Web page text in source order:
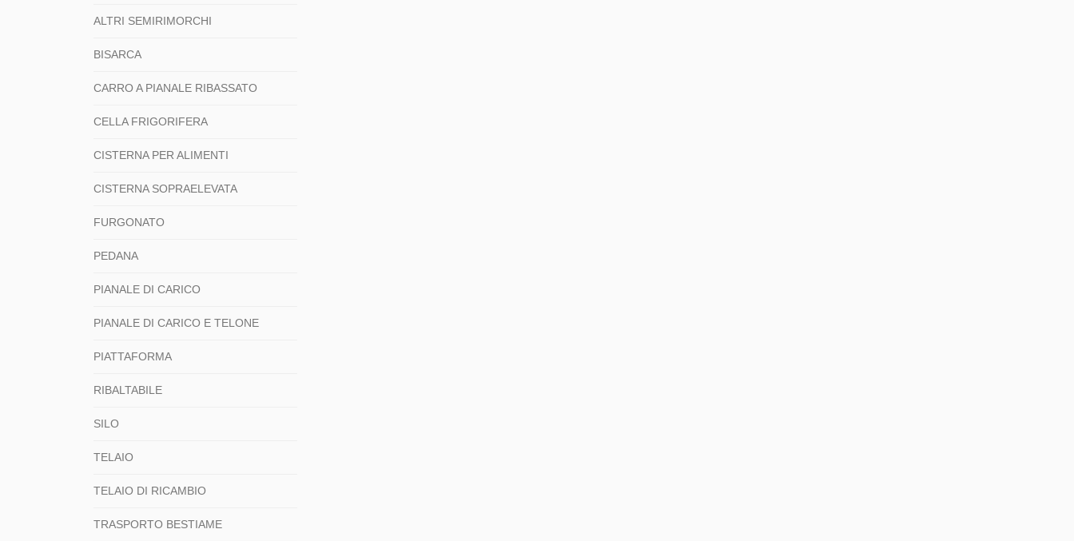
ALTRI SEMIRIMORCHI
BISARCA
CARRO A PIANALE RIBASSATO
CELLA FRIGORIFERA
CISTERNA PER ALIMENTI
CISTERNA SOPRAELEVATA
FURGONATO
PEDANA
PIANALE DI CARICO
PIANALE DI CARICO E TELONE
PIATTAFORMA
RIBALTABILE
SILO
TELAIO
TELAIO DI RICAMBIO
TRASPORTO BESTIAME